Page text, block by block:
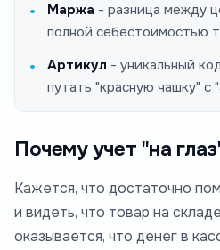
Маржа - разница между
полной себестоимостью
Артикул - уникальный
путать "красную чашку" с
Почему учет "на
Кажется, что достаточно
и видеть, что товар на
оказывается, что денег в